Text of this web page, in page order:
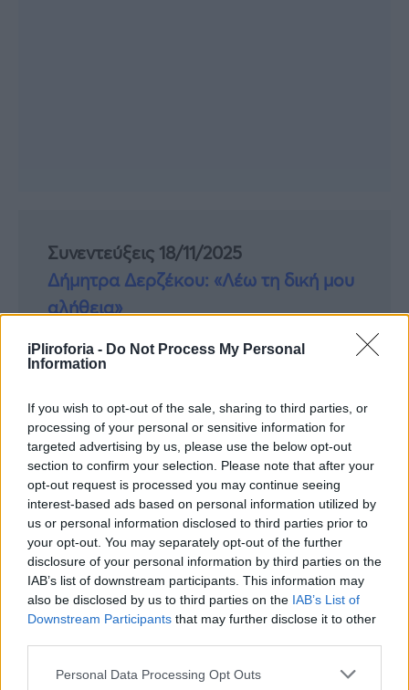
iPliroforia - Do Not Process My Personal
Information
If you wish to opt-out of the sale, sharing to third parties, or
processing of your personal or sensitive information for
targeted advertising by us, please use the below opt-out
section to confirm your selection. Please note that after your
opt-out request is processed you may continue seeing
interest-based ads based on personal information utilized by
us or personal information disclosed to third parties prior to
your opt-out. You may separately opt-out of the further
disclosure of your personal information by third parties on the
IAB’s list of downstream participants. This information may
also be disclosed by us to third parties on the IAB’s List of
Downstream Participants that may further disclose it to other
Personal Data Processing Opt Outs
Συνεντεύξεις 18/11/2025
Δήμητρα Δερζέκου: «Λέω τη δική μου
αλήθεια»
Τζεφ Μοντάνα: «Κανένας δεν μπορεί
να σου πει ποιος είσαι»